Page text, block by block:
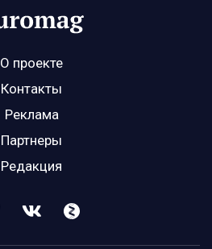
О проекте
Контакты
Реклама
Партнеры
Редакция